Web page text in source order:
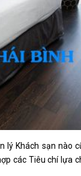
lý Khách sạn nào
các Tiêu chí lựa